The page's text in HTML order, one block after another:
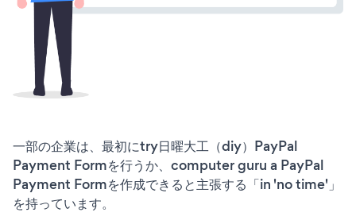
一部の企業は、最初にtry日曜大工（diy）PayPal
Payment Formを行うか、computer guru a PayPal
Payment Formを作成できると主張する「in 'no time'」
を持っています。